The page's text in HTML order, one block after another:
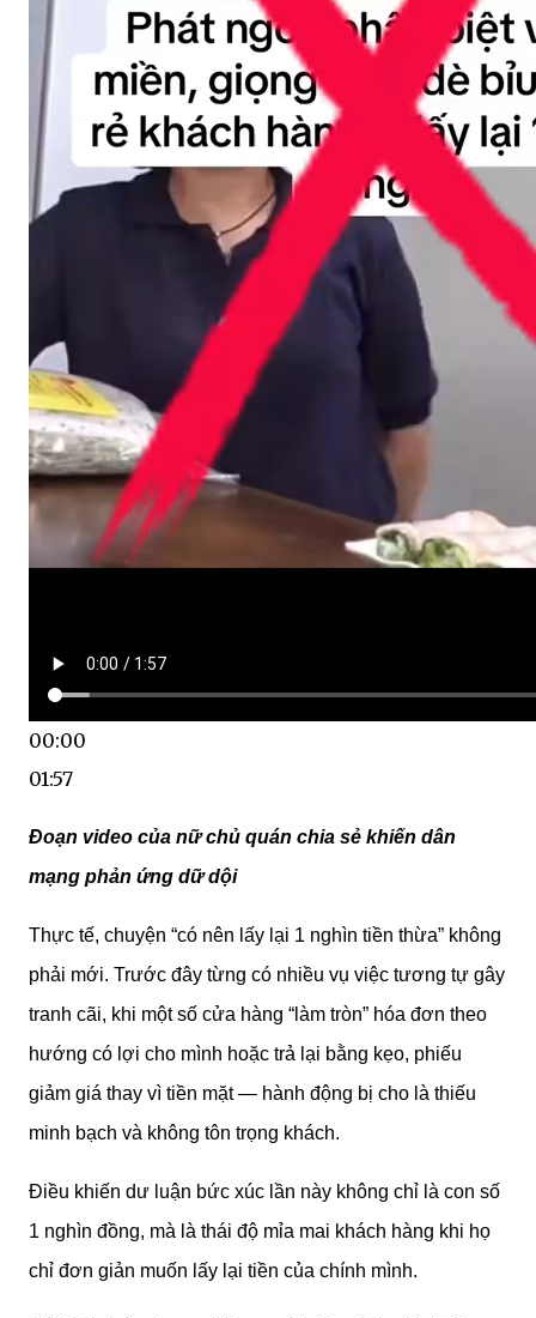
00:00
01:57
Đoạn video của nữ chủ quán chia sẻ khiến dân
mạng phản ứng dữ dội
Thực tế, chuyện “có nên lấy lại 1 nghìn tiền thừa” không
phải mới. Trước đây từng có nhiều vụ việc tương tự gây
tranh cãi, khi một số cửa hàng “làm tròn” hóa đơn theo
hướng có lợi cho mình hoặc trả lại bằng kẹo, phiếu
giảm giá thay vì tiền mặt — hành động bị cho là thiếu
minh bạch và không tôn trọng khách.
Điều khiến dư luận bức xúc lần này không chỉ là con số
1 nghìn đồng, mà là thái độ mỉa mai khách hàng khi họ
chỉ đơn giản muốn lấy lại tiền của chính mình.